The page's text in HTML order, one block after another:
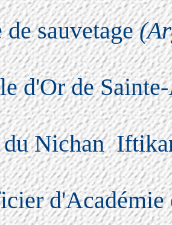
sauvetage
d'Or de
Nichan
d'Académie